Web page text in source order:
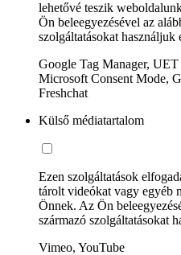
lehetővé teszik
Ön beleegyezésével az
szolgáltatásokat használjuk
Google Tag Manager,
Microsoft Consent Mode,
Freshchat
Külső médiatartalom
Ezen szolgáltatások
tárolt videókat vagy egyéb
Önnek. Az Ön
származó szolgáltatásokat
Vimeo, YouTube